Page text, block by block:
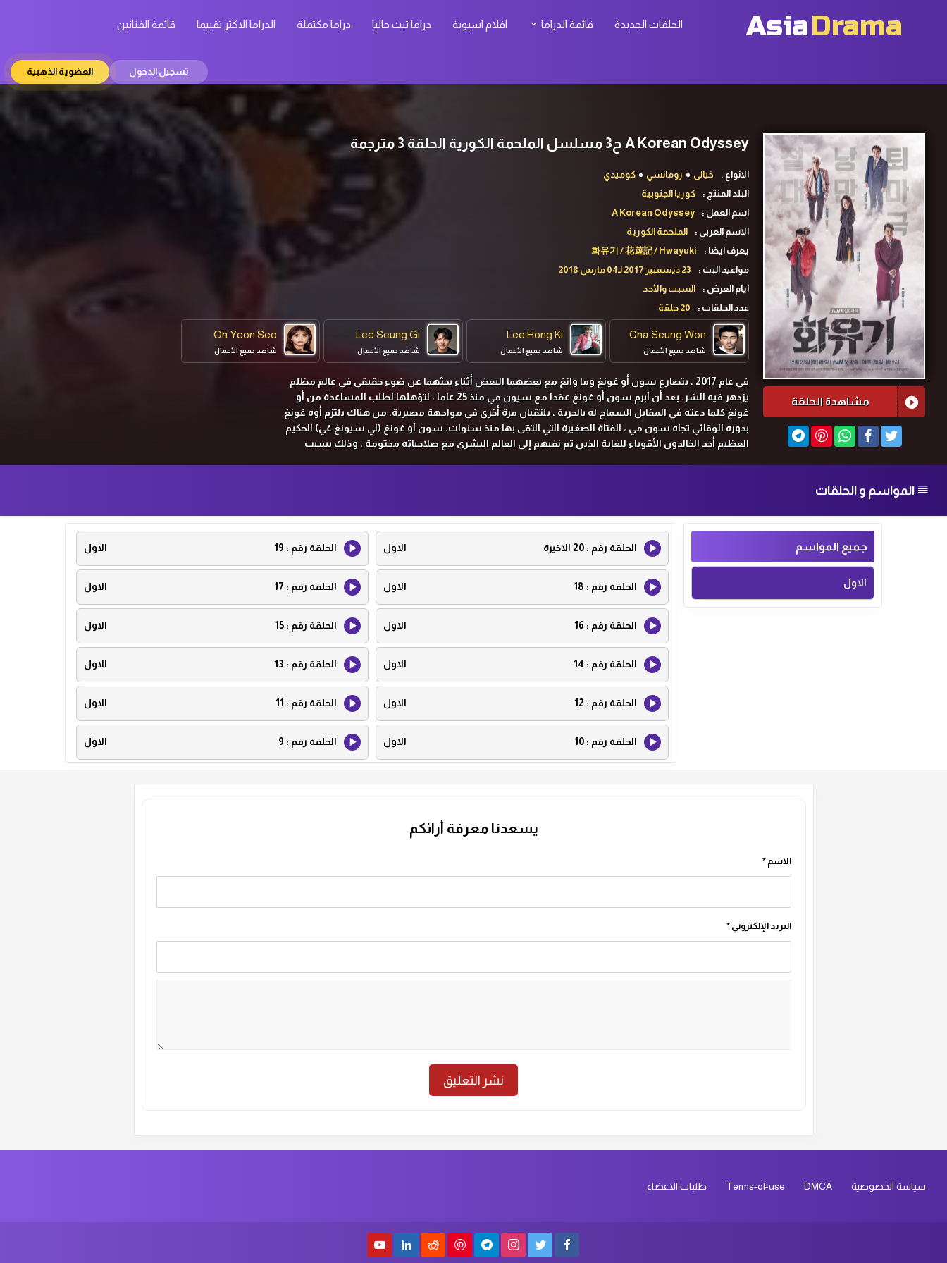
AsiaDrama الحلقات الجديدة قائمة الدراما افلام اسيوية دراما تبث حاليا دراما مكتملة الدراما الاكثر تقييما قائمة الفنانين
تسجيل الدخول العضوية الذهبية
مشاهدة الحلقة
A Korean Odyssey ح3 مسلسل الملحمة الكورية الحلقة 3 مترجمة
الانواع : خيالى رومانسي
كوميدي
البلد المنتج :
كوريا الجنوبية
اسم العمل :
A Korean Odyssey
الاسم العربي :
الملحمة الكورية
يعرف ايضا :
화유기 / 花遊記 / Hwayuki
مواعيد البث :
23 ديسمبير 2017 لـ04 مارس 2018
ايام العرض :
السبت والأحد
عدد الحلقات :
20 حلقة
Cha Seung Won
شاهد جميع الأعمال
Lee Hong Ki
شاهد جميع الأعمال
Lee Seung Gi
شاهد جميع الأعمال
Oh Yeon Seo
شاهد جميع الأعمال
في عام 2017 ، يتصارع سون أو غونغ وما وانغ مع بعضهما البعض أثناء بحثهما عن ضوء حقيقي في عالم مظلم
يزدهر فيه الشر. بعد أن أبرم سون أو غونغ عقدا مع سيون مي منذ 25 عاما ، لتؤهلها لطلب المساعدة من أو
غونغ كلما دعته في المقابل السماح له بالحرية ، يلتقيان مرة أخرى في مواجهة مصيرية. من هناك يلتزم أوه غونغ
بدوره الوقائي تجاه سون مي ، الفتاة الصغيرة التي التقى بها منذ سنوات. سون أو غونغ (لي سيونغ غي) الحكيم
العظيم أحد الخالدون الأقوياء للغاية الذين تم نفيهم إلى العالم البشري مع صلاحياته مختومة ، وذلك بسبب
المواسم و الحلقات
جميع المواسم
الاول
الحلقة رقم :20 الاخيرة الاول الحلقة رقم : 19 الاول
الحلقة رقم : 18 الاول الحلقة رقم : 17 الاول
الحلقة رقم : 16 الاول الحلقة رقم : 15 الاول
الحلقة رقم : 14 الاول الحلقة رقم : 13 الاول
الحلقة رقم : 12 الاول الحلقة رقم : 11 الاول
الحلقة رقم :10 الاول الحلقة رقم : 9 الاول
يسعدنا معرفة أرائكم
الاسم*
البريد الإلكتروني*
سياسة الخصوصية DMCA
Terms-of-use طلبات الاعضاء